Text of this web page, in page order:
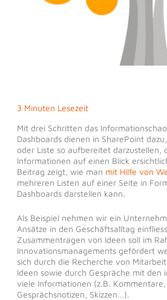
3 Minuten Lesezeit
Mit drei Schritten das
Dashboards dienen in SharePoint
oder Liste so aufbereitet darzustellen,
Informationen auf einen Blick
Beitrag zeigt, wie man mit Hilfe von
mehreren Listen auf einer Seite in
Dashboards darstellen kann.
Als Beispiel nehmen wir ein
Ansätze in den Geschäftsalltag
Zusammentragen von Ideen soll im
Innovationsmanagements gefördert
sich durch die Recherche von
Ideen sowie durch Gespräche mit den
viele Informationen (z.B. Kommentare,
Gesprächsnotizen, Skizzen…).